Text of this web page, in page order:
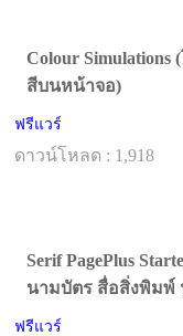
Colour Simulations
สีบนหน้าจอ)
ฟรีแวร์
ดาวน์โหลด : 1,918
Serif PagePlus
นามบัตร สื่อสิ่งพิมพ์
ฟรีแวร์